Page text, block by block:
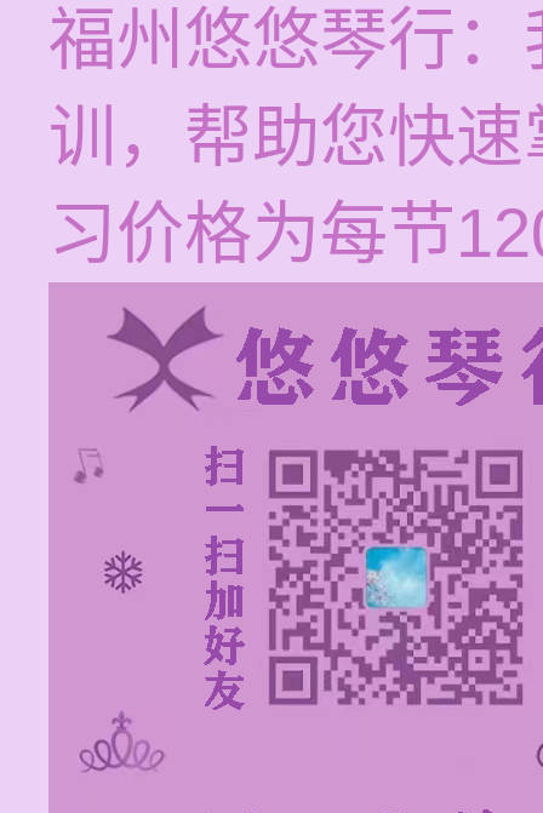
福州悠悠琴行
训，帮助您快
习价格为每节